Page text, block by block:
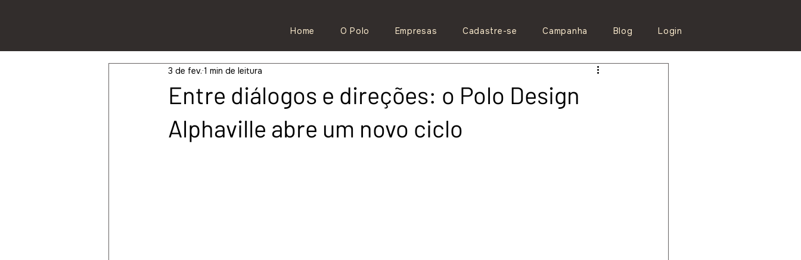
Home O Polo Empresas Cadastre-se Campanha Blog Login
Entre diálogos e direções: o Polo Design
Alphaville abre um novo ciclo
3 de fev. 1 min de leitura